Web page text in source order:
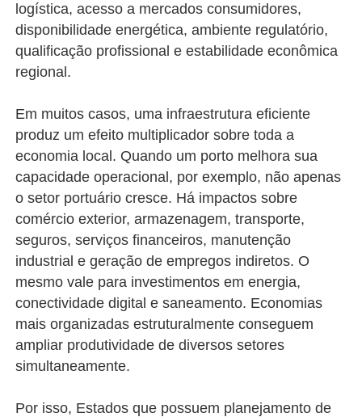
logística, acesso a mercados consumidores,
disponibilidade energética, ambiente regulatório,
qualificação profissional e estabilidade econômica
regional.
Em muitos casos, uma infraestrutura eficiente
produz um efeito multiplicador sobre toda a
economia local. Quando um porto melhora sua
capacidade operacional, por exemplo, não apenas
o setor portuário cresce. Há impactos sobre
comércio exterior, armazenagem, transporte,
seguros, serviços financeiros, manutenção
industrial e geração de empregos indiretos. O
mesmo vale para investimentos em energia,
conectividade digital e saneamento. Economias
mais organizadas estruturalmente conseguem
ampliar produtividade de diversos setores
simultaneamente.
Por isso, Estados que possuem planejamento de